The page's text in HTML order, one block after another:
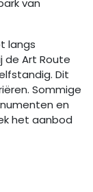
langs
de Art Route
Dit
Sommige
en
het aanbod